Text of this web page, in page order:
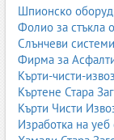
по-
3.1. Подемници
мобилни
подемници
подемници
Шпионско
Фолио за стъкла
Слънчеви
Фирма за
Кърти-чисти-
Къртене Стара
Кърти Чисти
Изработка на